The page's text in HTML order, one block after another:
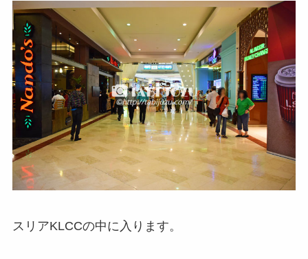
スリアKLCCの中に入ります。